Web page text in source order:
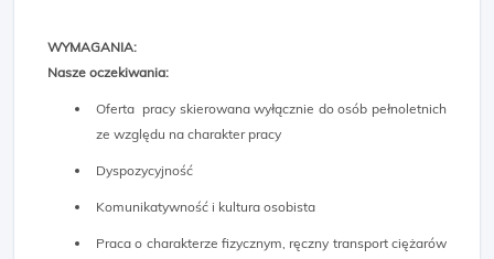
WYMAGANIA:
Nasze oczekiwania:
Oferta pracy skierowana wyłącznie do osób pełnoletnich
ze względu na charakter pracy
Dyspozycyjność
Komunikatywność i kultura osobista
Praca o charakterze fizycznym, ręczny transport ciężarów